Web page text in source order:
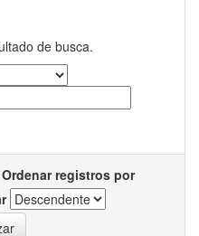
de busca.
Ordenar registros por